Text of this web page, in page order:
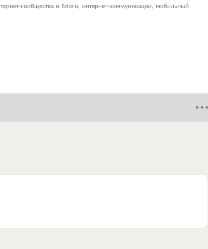
сообщества и блоги, интернет-коммуникации, мобильный